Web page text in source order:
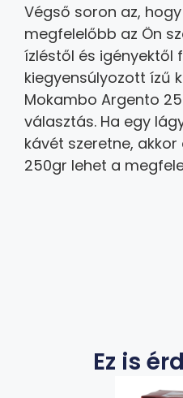
Végső soron az,
megfelelőbb az Ön
ízléstől és igényektől
kiegyensúlyozott ízű
Mokambo Argento
választás. Ha egy
kávét szeretne, akkor
250gr lehet a
Ez is